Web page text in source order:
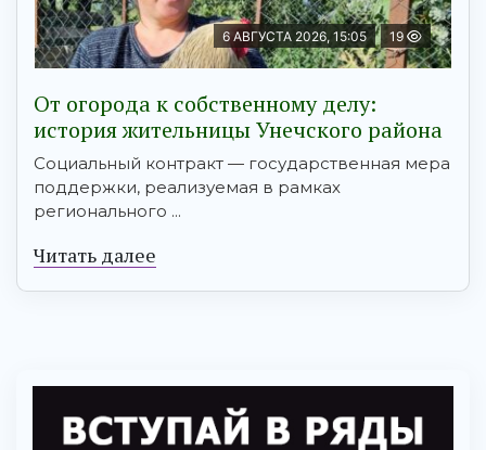
6 АВГУСТА 2026, 15:05 19
От огорода к собственному делу:
история жительницы Унечского района
Социальный контракт — государственная мера
поддержки, реализуемая в рамках
регионального ...
Читать далее